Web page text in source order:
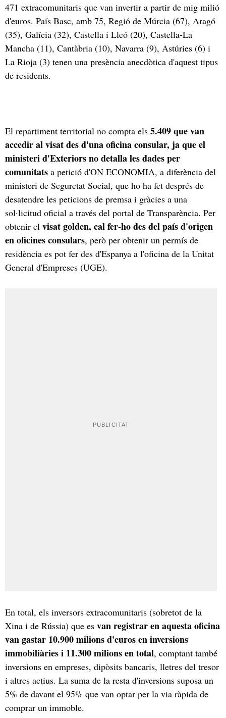
471 extracomunitaris que van invertir a partir de mig milió
d'euros. País Basc, amb 75, Regió de Múrcia (67), Aragó
(35), Galícia (32), Castella i Lleó (20), Castella-La
Mancha (11), Cantàbria (10), Navarra (9), Astúries (6) i
La Rioja (3) tenen una presència anecdòtica d'aquest tipus
de residents.
El repartiment territorial no compta els 5.409 que van
accedir al visat des d'una oficina consular, ja que el
ministeri d'Exteriors no detalla les dades per
comunitats a petició d'ON ECONOMIA, a diferència del
ministeri de Seguretat Social, que ho ha fet després de
desatendre les peticions de premsa i gràcies a una
sol·licitud oficial a través del portal de Transparència. Per
obtenir el visat golden, cal fer-ho des del país d'origen
en oficines consulars, però per obtenir un permís de
residència es pot fer des d'Espanya a l'oficina de la Unitat
General d'Empreses (UGE).
En total, els inversors extracomunitaris (sobretot de la
Xina i de Rússia) que es van registrar en aquesta oficina
van gastar 10.900 milions d'euros en inversions
immobiliàries i 11.300 milions en total, comptant també
inversions en empreses, dipòsits bancaris, lletres del tresor
i altres actius. La suma de la resta d'inversions suposa un
5% de davant el 95% que van optar per la via ràpida de
comprar un immoble.